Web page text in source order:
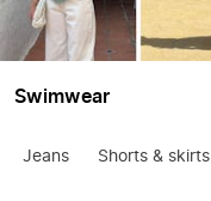
Swimwear
Jeans Shorts & skirts